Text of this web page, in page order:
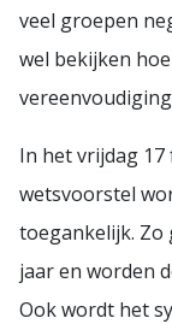
veel groepen
wel bekijken
In het vrijdag
wetsvoorstel
toegankelijk. Zo
jaar en worden
Ook wordt het